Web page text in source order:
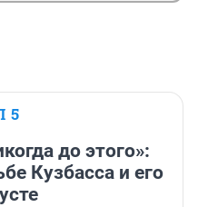
5
до этого»:
Кузбасса и его